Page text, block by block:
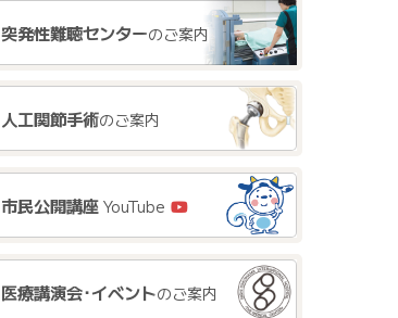
突発性難聴センターのご案内
人工関節手術のご案内
市民公開講座 YouTube
医療講演会･イベントのご案内